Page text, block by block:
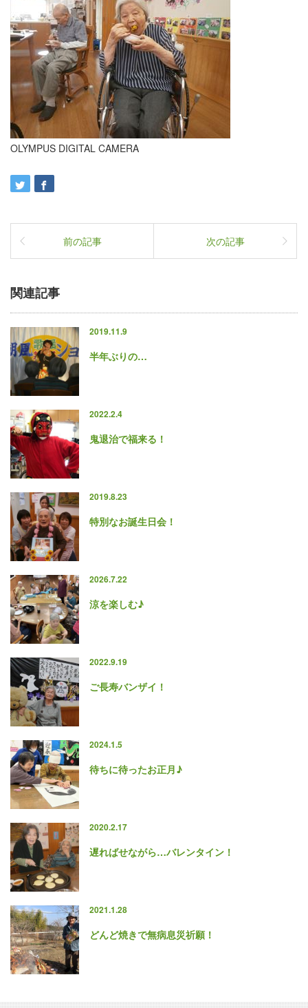
OLYMPUS DIGITAL CAMERA
前の記事 次の記事
関連記事
2019.11.9
半年ぶりの…
2022.2.4
鬼退治で福来る！
2019.8.23
特別なお誕生日会！
2026.7.22
涼を楽しむ♪
2022.9.19
ご長寿バンザイ！
2024.1.5
待ちに待ったお正月♪
2020.2.17
遅ればせながら…バレンタイン！
2021.1.28
どんど焼きで無病息災祈願！